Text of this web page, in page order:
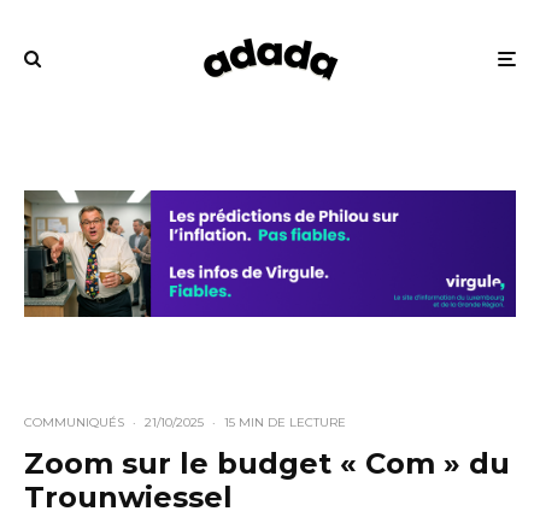
COMMUNIQUÉS · 21/10/2025 · 15 MIN DE LECTURE
Zoom sur le budget « Com » du
Trounwiessel